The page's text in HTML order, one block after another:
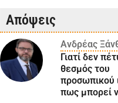
Απόψεις
Ανδρέας
Γιατί δεν
θεσμός του
προσωπικού
πως μπορεί